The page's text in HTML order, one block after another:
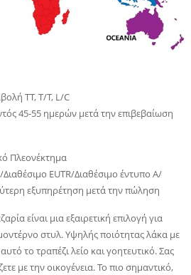
TT, T/T, L/C
45-55 ημερών μετά την επιβεβαίωση
Πλεονέκτημα
EUTR/Διαθέσιμο έντυπο Α/
εξυπηρέτηση μετά την πώληση
είναι μια εξαιρετική επιλογή για
στυλ. Υψηλής ποιότητας λάκα με
το τραπέζι λείο και γοητευτικό. Σας
με την οικογένεια. Το πιο σημαντικό,